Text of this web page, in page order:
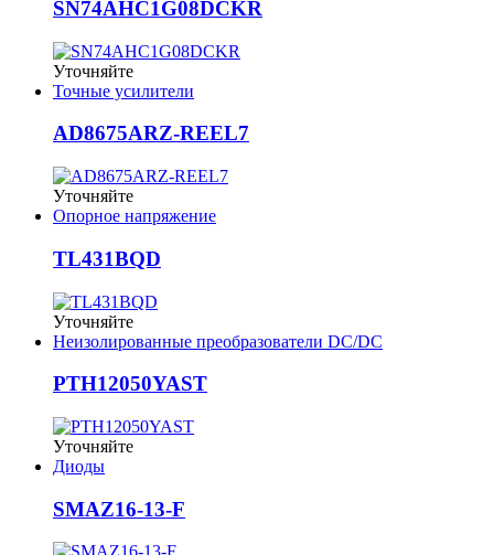
SN74AHC1G08DCKR
Уточняйте
Точные усилители
AD8675ARZ-REEL7
Уточняйте
Опорное напряжение
TL431BQD
Уточняйте
Неизолированные преобразователи DC/DC
PTH12050YAST
Уточняйте
Диоды
SMAZ16-13-F